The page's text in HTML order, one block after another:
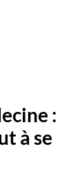
:
à se